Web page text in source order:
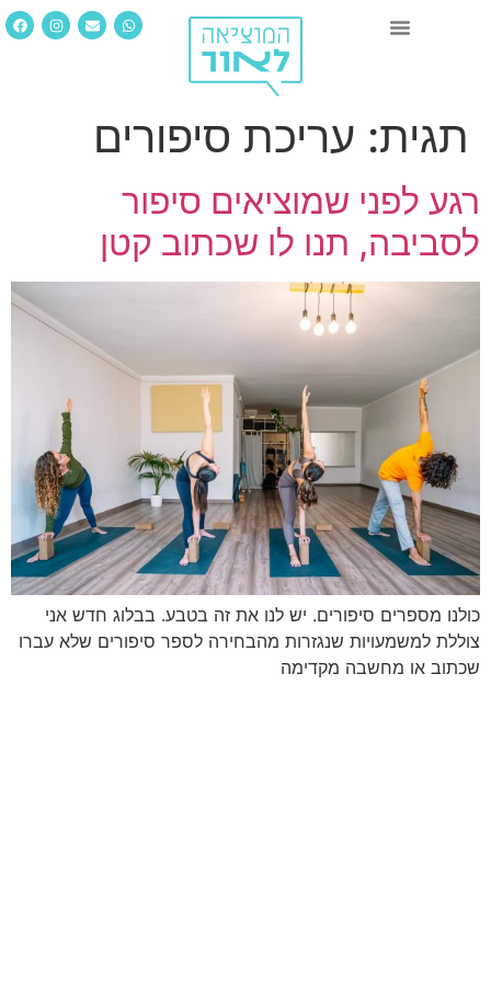
תגית: עריכת סיפורים
רגע לפני שמוציאים סיפור
לסביבה, תנו לו שכתוב קטן
כולנו מספרים סיפורים. יש לנו את זה בטבע. בבלוג חדש אני
צוללת למשמעויות שנגזרות מהבחירה לספר סיפורים שלא עברו
שכתוב או מחשבה מקדימה